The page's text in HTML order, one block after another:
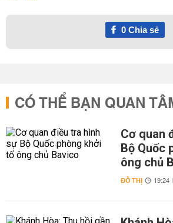
0Chia sẻ
CÓ THỂ BẠN QUAN
Cơ quan
Bộ Quốc
ông chủ
ĐÔ THỊ 19:24